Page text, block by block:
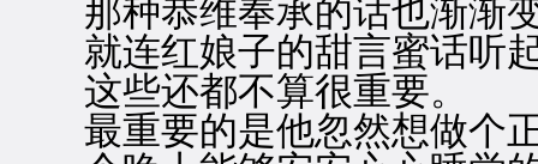
那种恭维奉承的话也渐渐变
就连红娘子的甜言蜜话听起
这些还都不算很重要。
最重要的是他忽然想做个